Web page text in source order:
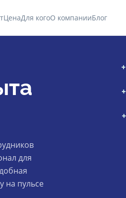
ЦенаДля когоО компанииБлог
для
на пульсе